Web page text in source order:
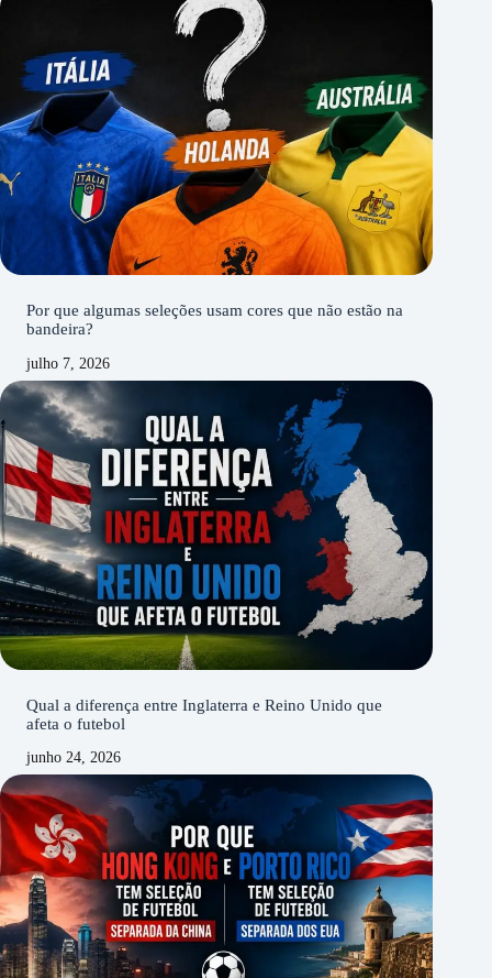
Por que algumas seleções usam cores que não estão na
bandeira?
julho 7, 2026
Qual a diferença entre Inglaterra e Reino Unido que
afeta o futebol
junho 24, 2026